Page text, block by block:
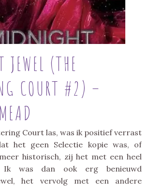
(THE
COURT #2) –
Court las, was ik positief verrast
het geen Selectie kopie was, of
historisch, zij het met een heel
Ik was dan ook erg benieuwd
het vervolg met een andere